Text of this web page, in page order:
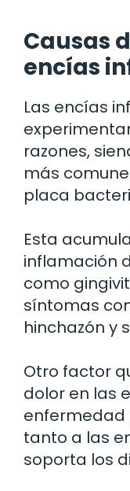
Causas
encías
Las encías
razones,
más
placa
Esta
inflamación
como
síntomas
hinchazón y
Otro factor
dolor en las
enfermedad
tanto a las
soporta los